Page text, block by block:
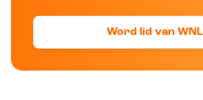
Word lid van WNL